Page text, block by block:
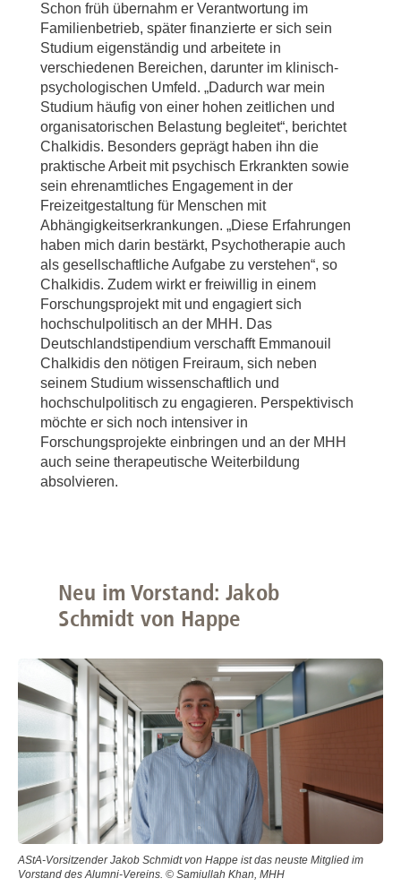
Schon früh übernahm er Verantwortung im
Familienbetrieb, später finanzierte er sich sein
Studium eigenständig und arbeitete in
verschiedenen Bereichen, darunter im klinisch-
psychologischen Umfeld. „Dadurch war mein
Studium häufig von einer hohen zeitlichen und
organisatorischen Belastung begleitet“, berichtet
Chalkidis. Besonders geprägt haben ihn die
praktische Arbeit mit psychisch Erkrankten sowie
sein ehrenamtliches Engagement in der
Freizeitgestaltung für Menschen mit
Abhängigkeitserkrankungen. „Diese Erfahrungen
haben mich darin bestärkt, Psychotherapie auch
als gesellschaftliche Aufgabe zu verstehen“, so
Chalkidis. Zudem wirkt er freiwillig in einem
Forschungsprojekt mit und engagiert sich
hochschulpolitisch an der MHH. Das
Deutschlandstipendium verschafft Emmanouil
Chalkidis den nötigen Freiraum, sich neben
seinem Studium wissenschaftlich und
hochschulpolitisch zu engagieren. Perspektivisch
möchte er sich noch intensiver in
Forschungsprojekte einbringen und an der MHH
auch seine therapeutische Weiterbildung
absolvieren.
Neu im Vorstand: Jakob
Schmidt von Happe
AStA-Vorsitzender Jakob Schmidt von Happe ist das neuste Mitglied im
Vorstand des Alumni-Vereins. © Samiullah Khan, MHH